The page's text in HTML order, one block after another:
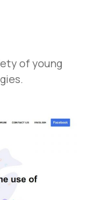
of young